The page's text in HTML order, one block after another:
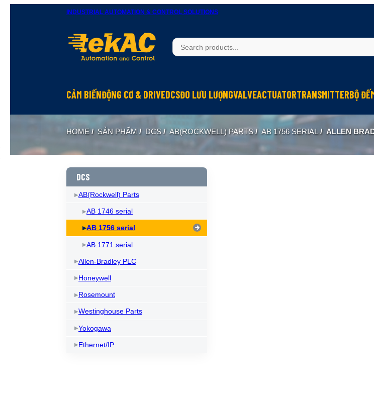
INDUSTRIAL AUTOMATION & CONTROL SOLUTIONS
CẢM BIẾNĐỘNG CƠ & DRIVEDCSĐO LƯU LƯỢNGVALVEACTUATORTRANSMITTERBỘ
HOME / SẢN PHẨM / DCS / AB(ROCKWELL) PARTS / AB 1756 SERIAL / ALLEN
DCS
AB(Rockwell) Parts
AB 1746 serial
AB 1756 serial
AB 1771 serial
Allen-Bradley PLC
Honeywell
Rosemount
Westinghouse Parts
Yokogawa
Ethernet/IP